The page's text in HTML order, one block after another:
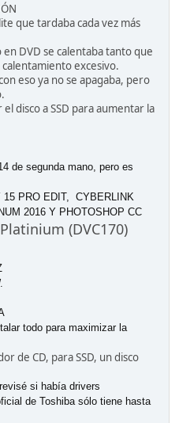
que tardaba cada vez más
DVD se calentaba tanto que
excesivo.
eso ya no se apagaba, pero
disco a SSD para aumentar la
de segunda mano, pero es
PRO EDIT, CYBERLINK
2016 Y PHOTOSHOP CC
(DVC170)
todo para maximizar la
de CD, para SSD, un disco
si había drivers
de Toshiba sólo tiene hasta